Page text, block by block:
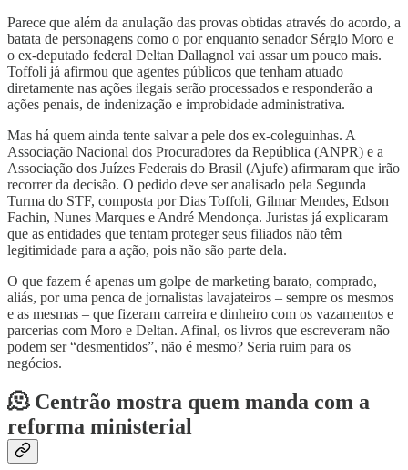
Parece que além da anulação das provas obtidas através do acordo, a
batata de personagens como o por enquanto senador Sérgio Moro e
o ex-deputado federal Deltan Dallagnol vai assar um pouco mais.
Toffoli já afirmou que agentes públicos que tenham atuado
diretamente nas ações ilegais serão processados e responderão a
ações penais, de indenização e improbidade administrativa.
Mas há quem ainda tente salvar a pele dos ex-coleguinhas. A
Associação Nacional dos Procuradores da República (ANPR) e a
Associação dos Juízes Federais do Brasil (Ajufe) afirmaram que irão
recorrer da decisão. O pedido deve ser analisado pela Segunda
Turma do STF, composta por Dias Toffoli, Gilmar Mendes, Edson
Fachin, Nunes Marques e André Mendonça. Juristas já explicaram
que as entidades que tentam proteger seus filiados não têm
legitimidade para a ação, pois não são parte dela.
O que fazem é apenas um golpe de marketing barato, comprado,
aliás, por uma penca de jornalistas lavajateiros – sempre os mesmos
e as mesmas – que fizeram carreira e dinheiro com os vazamentos e
parcerias com Moro e Deltan. Afinal, os livros que escreveram não
podem ser “desmentidos”, não é mesmo? Seria ruim para os
negócios.
🫠 Centrão mostra quem manda com a
reforma ministerial